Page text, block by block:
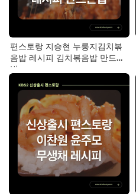
편스토랑 지승현 누룽지김치볶
음밥 레시피 김치볶음밥 만드는
법